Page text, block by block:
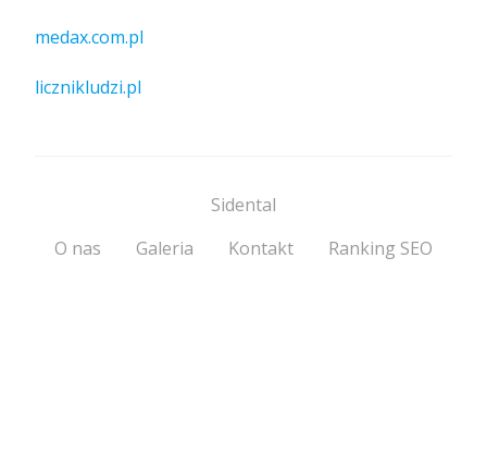
medax.com.pl
licznikludzi.pl
Sidental
O nas
Galeria Kontakt Ranking SEO